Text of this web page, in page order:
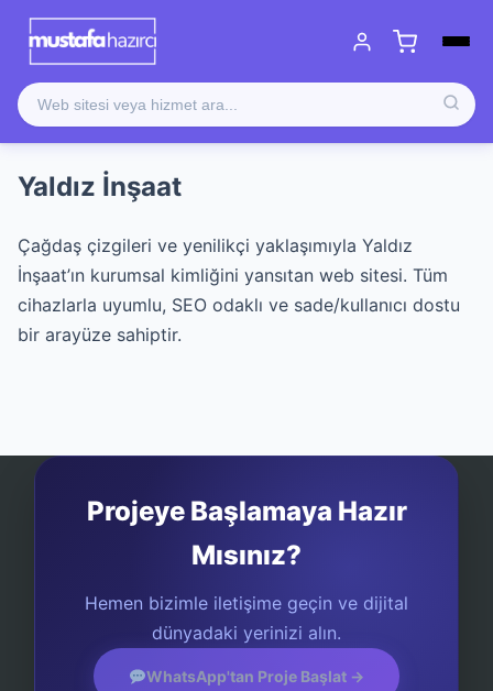
Yaldız İnşaat
Çağdaş çizgileri ve yenilikçi yaklaşımıyla Yaldız
İnşaat’ın kurumsal kimliğini yansıtan web sitesi. Tüm
cihazlarla uyumlu, SEO odaklı ve sade/kullanıcı dostu
bir arayüze sahiptir.
Projeye Başlamaya Hazır
Mısınız?
Hemen bizimle iletişime geçin ve dijital
dünyadaki yerinizi alın.
WhatsApp'tan Proje Başlat →